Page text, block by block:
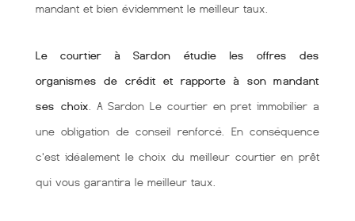
mandant et bien évidemment le meilleur taux.
Le courtier à Sardon étudie les offres des
organismes de crédit et rapporte à son mandant
ses choix . A Sardon Le courtier en pret immobilier a
une obligation de conseil renforcé. En conséquence
c'est idéalement le choix du meilleur courtier en prêt
qui vous garantira le meilleur taux.